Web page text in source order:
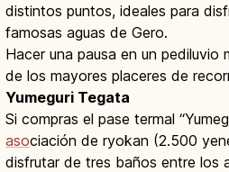
distintos puntos, ideales para
famosas aguas de Gero.
Hacer una pausa en un pediluvio
de los mayores placeres de
Yumeguri Tegata
Si compras el pase termal
asociación de ryokan (2.500
disfrutar de tres baños entre los